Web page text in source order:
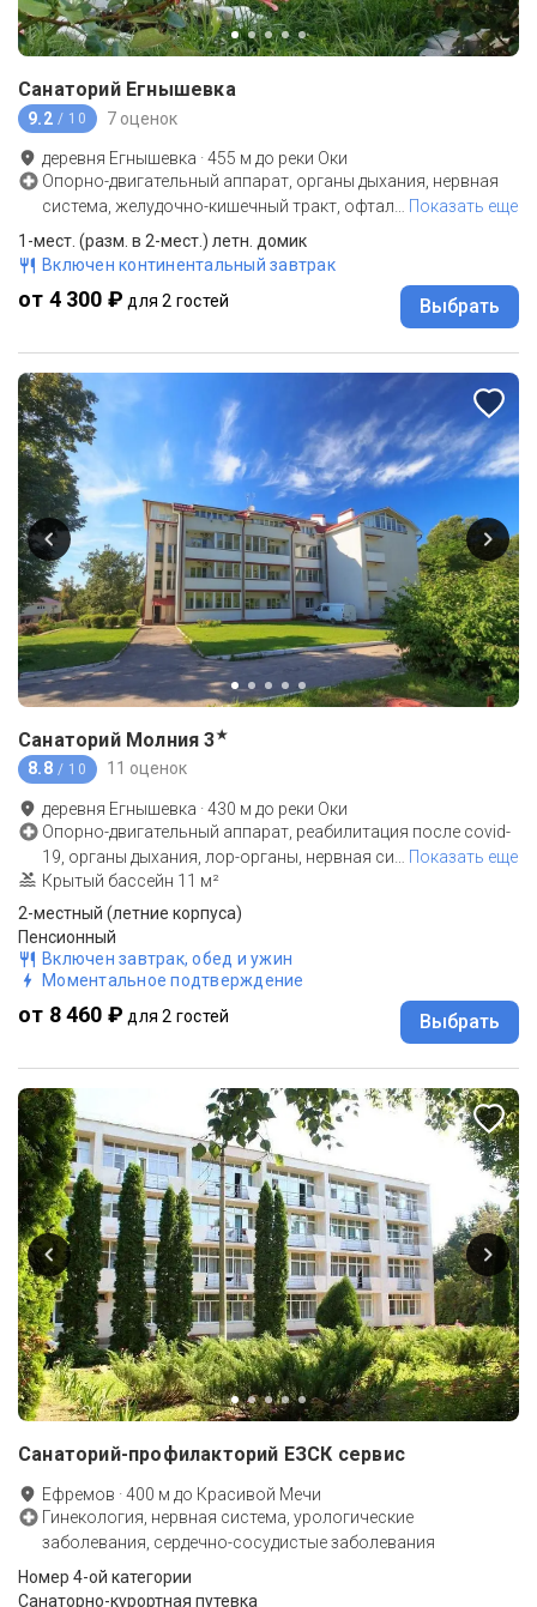
Санаторий Егнышевка
9.2 / 10 7 оценок
деревня Егнышевка ·455 м до реки Оки
Опорно-двигательный аппарат, органы дыхания, нервная
система, желудочно-кишечный тракт, офтал
Показать еще
1-мест. (разм. в 2-мест.) летн. домик
Включен континентальный завтрак
от 4 300 ₽ для 2 гостей Выбрать
Санаторий Молния 3★
8.8 / 10 11 оценок
деревня Егнышевка ·430 м до реки Оки
Опорно-двигательный аппарат, реабилитация после covid-
19, органы дыхания, лор-органы, нервная си
Показать еще
Крытый бассейн 11 м²
2-местный (летние корпуса)
Пенсионный
Включен завтрак, обед и ужин
Моментальное подтверждение
от 8 460 ₽ для 2 гостей Выбрать
Санаторий-профилакторий ЕЗСК сервис
Ефремов ·400 м до Красивой Мечи
Гинекология, нервная система, урологические
заболевания, сердечно-сосудистые заболевания
Номер 4-ой категории
Санаторно-курортная путевка